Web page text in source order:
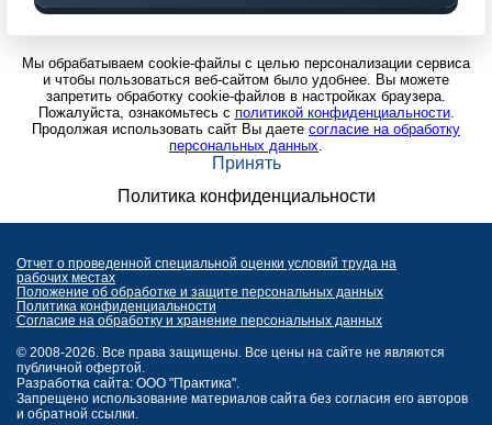
Мы обрабатываем cookie-файлы с целью персонализации сервиса
и чтобы пользоваться веб-сайтом было удобнее. Вы можете
запретить обработку cookie-файлов в настройках браузера.
Пожалуйста, ознакомьтесь с политикой конфиденциальности.
Продолжая использовать сайт Вы даете согласие на обработку
персональных данных.
Принять
Политика конфиденциальности
Отчет о проведенной специальной оценки условий труда на
рабочих местах
Положение об обработке и защите персональных данных
Политика конфиденциальности
Согласие на обработку и хранение персональных данных
© 2008-2026. Все права защищены. Все цены на сайте не являются
публичной офертой.
Разработка сайта: ООО "Практика".
Запрещено использование материалов сайта без согласия его авторов
и обратной ссылки.